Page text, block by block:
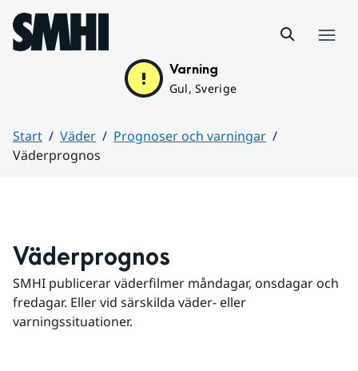
Hoppa till sidans innehåll
Varning
Gul, Sverige
Start Väder
Prognoser och varningar
Väderprognos
Väderprognos
SMHI publicerar väderfilmer måndagar, onsdagar och
fredagar. Eller vid särskilda väder- eller
varningssituationer.